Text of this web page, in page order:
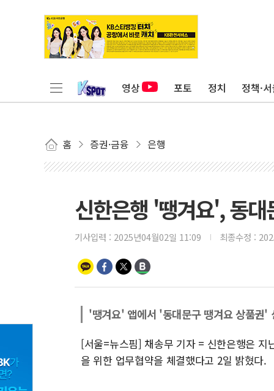
영상 포토 정치 정책·
홈 증권·금융 은행
신한은행 '땡겨요', 동
기사입력 : 2025년04월02일 11:09 최종수정 :
'땡겨요' 앱에서 '동대문구 땡겨요 상품권'
[서울=뉴스핌] 채송무 기자 = 신한은행은
을 위한 업무협약을 체결했다고 2일 밝혔다.